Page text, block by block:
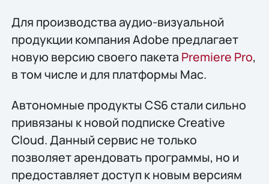
Для производства аудио-визуальной
продукции компания Adobe предлагает
новую версию своего пакета Premiere Pro,
в том числе и для платформы Mac.
Автономные продукты CS6 стали сильно
привязаны к новой подписке Creative
Cloud. Данный сервис не только
позволяет арендовать программы, но и
предоставляет доступ к новым версиям